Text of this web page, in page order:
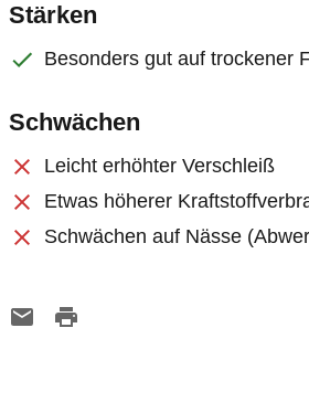
Stärken
Besonders gut auf trockener
Schwächen
Leicht erhöhter Verschleiß
Etwas höherer
Schwächen auf Nässe